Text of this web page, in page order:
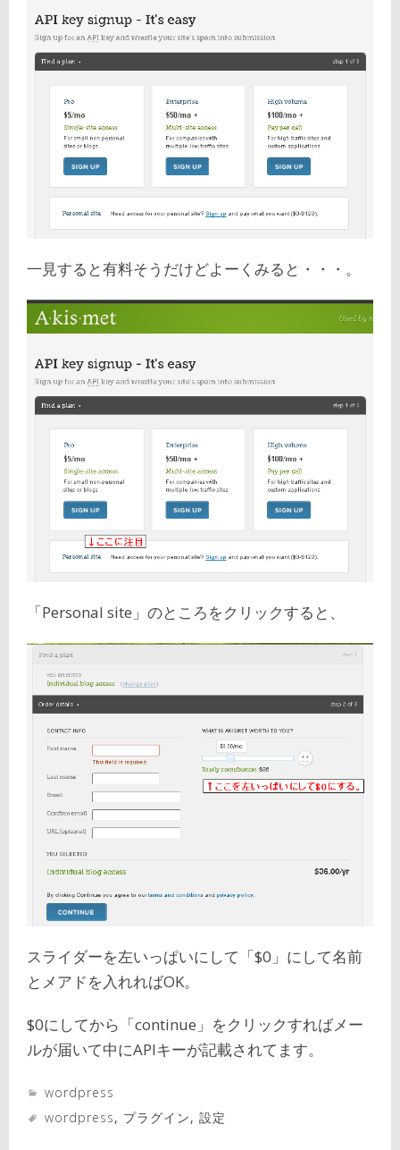
一見すると有料そうだけどよーくみると・・・。
「Personal site」のところをクリックすると、
スライダーを左いっぱいにして「$0」にして名前
とメアドを入れればOK。
$0にしてから「continue」をクリックすればメー
ルが届いて中にAPIキーが記載されてます。
wordpress
wordpress, プラグイン, 設定